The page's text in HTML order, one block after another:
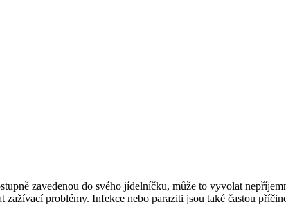
zavedenou do svého jídelníčku, může to vyvolat
problémy. Infekce nebo paraziti jsou také častou